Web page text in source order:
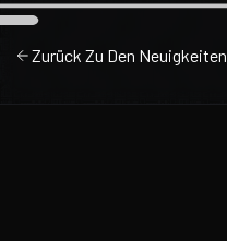
Zurück Zu Den Neuigkeiten